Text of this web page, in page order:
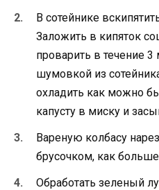
В сотейнике
Заложить в кипяток
проварить в течение
шумовкой из
охладить как можно
капусту в миску и
Вареную колбасу
брусочком, как больше
Обработать зеленый